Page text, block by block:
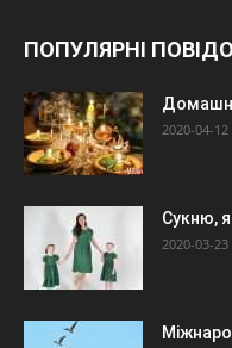
ПОПУЛЯРНІ
2020-04-12
Сукню,
2020-03-23